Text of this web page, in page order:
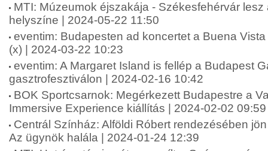
MTI: Múzeumok éjszakája - Székesfehérvár
helyszíne | 2024-05-22 11:50
eventim: Budapesten ad koncertet a Buena
(x) | 2024-03-22 10:23
eventim: A Margaret Island is fellép a Budapest
gasztrofesztiválon | 2024-02-16 10:42
BOK Sportcsarnok: Megérkezett Budapestre a
Immersive Experience kiállítás | 2024-02-02 09:59
Centrál Színház: Alföldi Róbert rendezésében
Az ügynök halála | 2024-01-24 12:39